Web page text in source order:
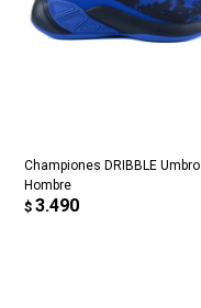
Championes DRIBBLE Umbro
Hombre
$ 3.490